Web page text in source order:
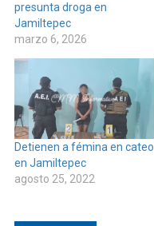
presunta droga en
Jamiltepec
marzo 6, 2026
Detienen a fémina en cateo
en Jamiltepec
agosto 25, 2022